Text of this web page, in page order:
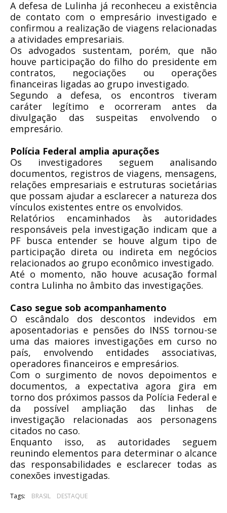
A defesa de Lulinha já reconheceu a existência
de contato com o empresário investigado e
confirmou a realização de viagens relacionadas
a atividades empresariais.
Os advogados sustentam, porém, que não
houve participação do filho do presidente em
contratos, negociações ou operações
financeiras ligadas ao grupo investigado.
Segundo a defesa, os encontros tiveram
caráter legítimo e ocorreram antes da
divulgação das suspeitas envolvendo o
empresário.
Polícia Federal amplia apurações
Os investigadores seguem analisando
documentos, registros de viagens, mensagens,
relações empresariais e estruturas societárias
que possam ajudar a esclarecer a natureza dos
vínculos existentes entre os envolvidos.
Relatórios encaminhados às autoridades
responsáveis pela investigação indicam que a
PF busca entender se houve algum tipo de
participação direta ou indireta em negócios
relacionados ao grupo econômico investigado.
Até o momento, não houve acusação formal
contra Lulinha no âmbito das investigações.
Caso segue sob acompanhamento
O escândalo dos descontos indevidos em
aposentadorias e pensões do INSS tornou-se
uma das maiores investigações em curso no
país, envolvendo entidades associativas,
operadores financeiros e empresários.
Com o surgimento de novos depoimentos e
documentos, a expectativa agora gira em
torno dos próximos passos da Polícia Federal e
da possível ampliação das linhas de
investigação relacionadas aos personagens
citados no caso.
Enquanto isso, as autoridades seguem
reunindo elementos para determinar o alcance
das responsabilidades e esclarecer todas as
conexões investigadas.
Tags: BRASIL DESTAQUE